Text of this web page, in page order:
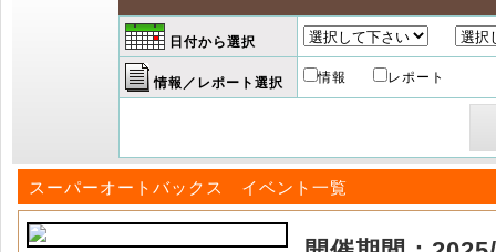
日付から選択
情報／レポート選択 情報 レポート
スーパーオートバックス イベント一覧